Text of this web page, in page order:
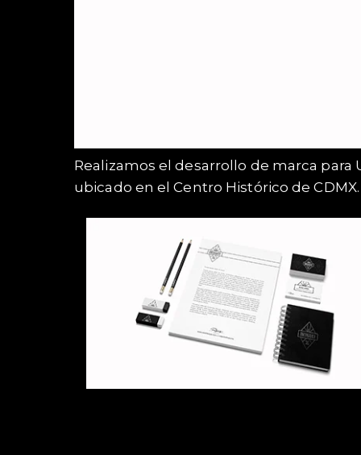
Realizamos el desarrollo de marca
ubicado en el Centro Histórico de CDMX.